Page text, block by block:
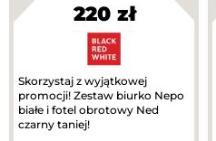
220 zł
Skorzystaj z wyjątkowej
promocji! Zestaw biurko Nepo
białe i fotel obrotowy Ned
czarny taniej!